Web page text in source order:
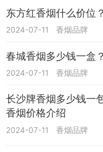
东方红香烟什么价位
2024-07-11 香烟品牌
春城香烟多少钱一盒
2024-07-11 香烟品牌
长沙牌香烟多少钱一
香烟价格介绍
2024-07-11 香烟品牌